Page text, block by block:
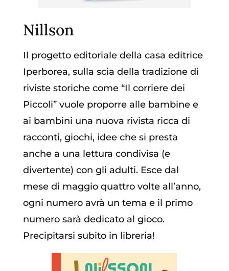
Nillson
Il progetto editoriale della casa editrice
Iperborea, sulla scia della tradizione di
riviste storiche come “Il corriere dei
Piccoli” vuole proporre alle bambine e
ai bambini una nuova rivista ricca di
racconti, giochi, idee che si presta
anche a una lettura condivisa (e
divertente) con gli adulti. Esce dal
mese di maggio quattro volte all’anno,
ogni numero avrà un tema e il primo
numero sarà dedicato al gioco.
Precipitarsi subito in libreria!